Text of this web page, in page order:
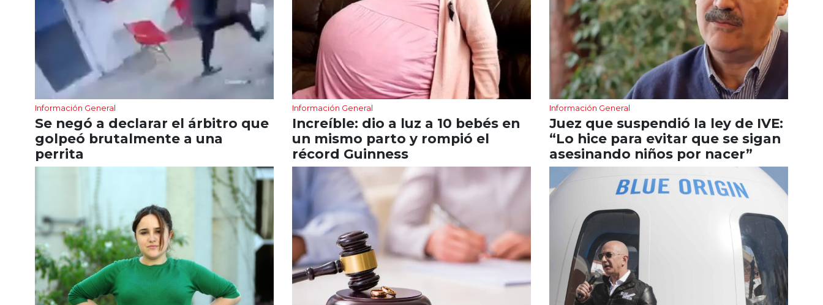
Información General
Se negó a declarar el árbitro que
golpeó brutalmente a una
perrita
Información General
Increíble: dio a luz a 10 bebés en
un mismo parto y rompió el
récord Guinness
Información General
Juez que suspendió la ley de IVE:
“Lo hice para evitar que se sigan
asesinando niños por nacer”